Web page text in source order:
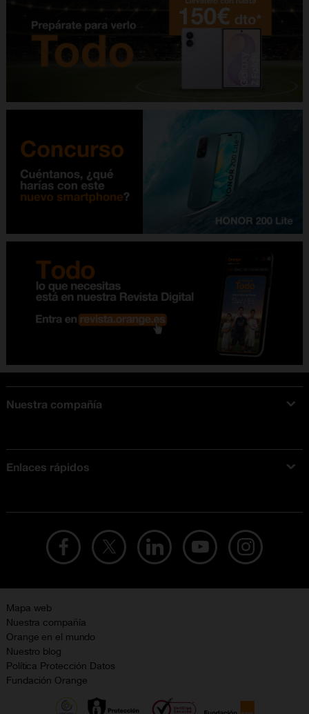
Nuestra compañía
Enlaces rápidos
Mapa web
Nuestra compañía
Orange en el mundo
Nuestro blog
Política Protección Datos
Fundación Orange